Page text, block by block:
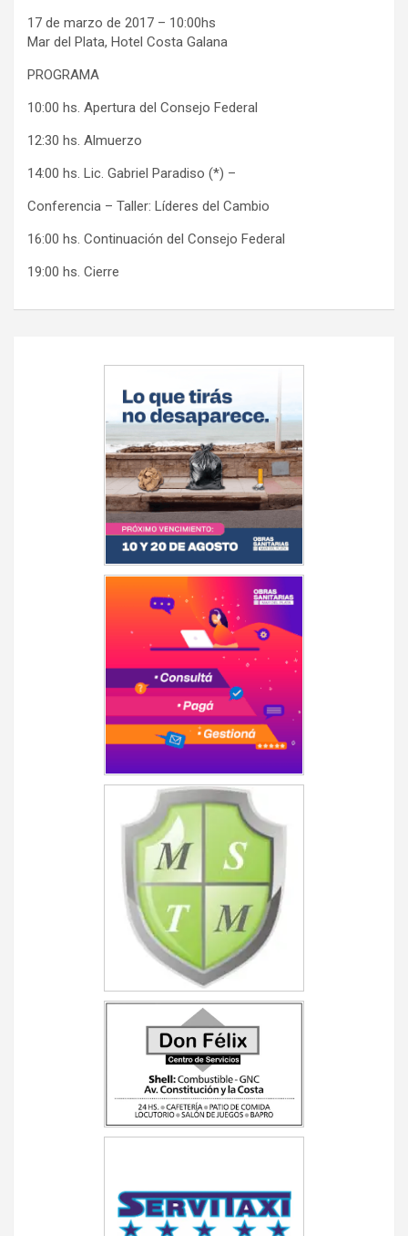
17 de marzo de 2017 – 10:00hs
Mar del Plata, Hotel Costa Galana
PROGRAMA
10:00 hs. Apertura del Consejo Federal
12:30 hs. Almuerzo
14:00 hs. Lic. Gabriel Paradiso (*) –
Conferencia – Taller: Líderes del Cambio
16:00 hs. Continuación del Consejo Federal
19:00 hs. Cierre